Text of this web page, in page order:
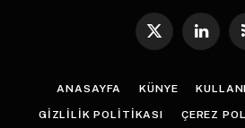
X
LinkedIn
ANASAYFA KÜNYE
GIZLILIK POLITIKASI ÇEREZ